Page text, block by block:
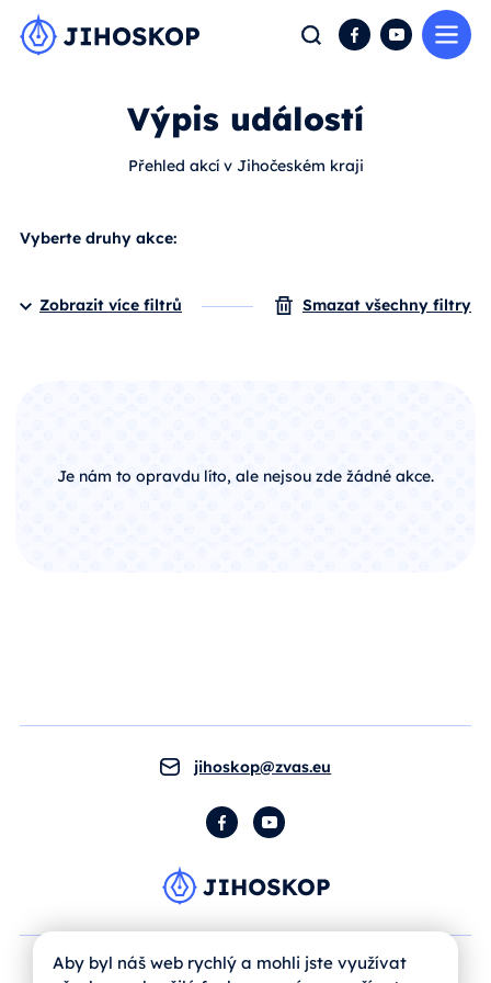
Hledat FacebookYouTube
Výpis událostí
Přehled akcí v Jihočeském kraji
Vyberte druhy akce:
Zobrazit více filtrů Smazat všechny filtry
Je nám to opravdu líto, ale nejsou zde žádné akce.
jihoskop@zvas.eu
FacebookYouTube
Aby byl náš web rychlý a mohli jste využívat